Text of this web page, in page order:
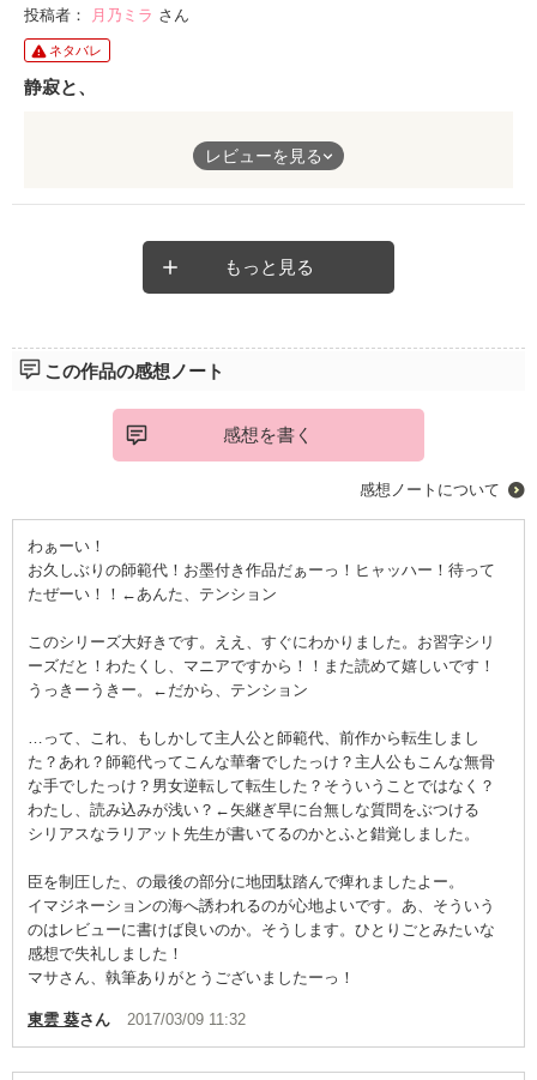
物語を楽しみましょう。それはあなただけの、『くノ一』です。
そんな楽しみ方ができる、素敵な作品です。
投稿者： 月乃ミラ さん
ネタバレ
静寂と、
そこにある静寂とは裏腹に
内に秘められたる思いは
そこに見た気がしました
凛とした空気を感じます。
是非、一読を。
レビューを見る
もっと見る
この作品の感想ノート
感想を書く
感想ノートについて
わぁーい！
お久しぶりの師範代！お墨付き作品だぁーっ！ヒャッハー！待って
たぜーい！！←あんた、テンション
このシリーズ大好きです。ええ、すぐにわかりました。お習字シリ
ーズだと！わたくし、マニアですから！！また読めて嬉しいです！
うっきーうきー。←だから、テンション
…って、これ、もしかして主人公と師範代、前作から転生しまし
た？あれ？師範代ってこんな華奢でしたっけ？主人公もこんな無骨
な手でしたっけ？男女逆転して転生した？そういうことではなく？
わたし、読み込みが浅い？←矢継ぎ早に台無しな質問をぶつける
シリアスなラリアット先生が書いてるのかとふと錯覚しました。
臣を制圧した、の最後の部分に地団駄踏んで痺れましたよー。
イマジネーションの海へ誘われるのが心地よいです。あ、そういう
のはレビューに書けば良いのか。そうします。ひとりごとみたいな
感想で失礼しました！
マサさん、執筆ありがとうございましたーっ！
東雲 葵さん 2017/03/09 11:32